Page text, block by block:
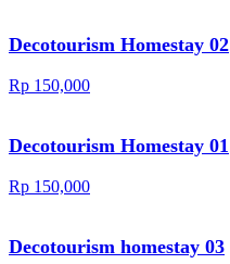
Decotourism Homestay 02
Rp 150,000
Decotourism Homestay 01
Rp 150,000
Decotourism homestay 03